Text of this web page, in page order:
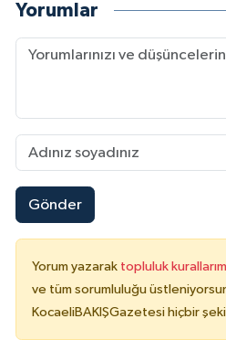
Yorumlar
Gönder
Yorum yazarak topluluk
ve tüm sorumluluğu
KocaeliBAKIŞGazetesi hiçbir